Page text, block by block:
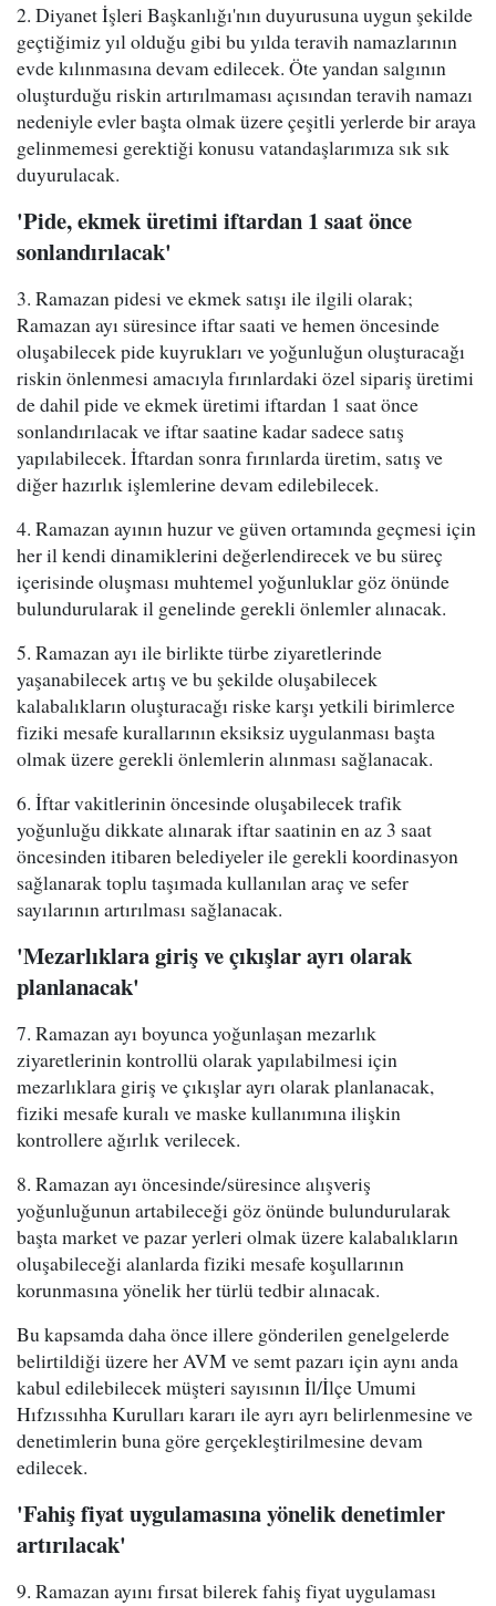
2. Diyanet İşleri Başkanlığı'nın duyurusuna uygun şekilde
geçtiğimiz yıl olduğu gibi bu yılda teravih namazlarının
evde kılınmasına devam edilecek. Öte yandan salgının
oluşturduğu riskin artırılmaması açısından teravih namazı
nedeniyle evler başta olmak üzere çeşitli yerlerde bir araya
gelinmemesi gerektiği konusu vatandaşlarımıza sık sık
duyurulacak.
'Pide, ekmek üretimi iftardan 1 saat önce
sonlandırılacak'
3. Ramazan pidesi ve ekmek satışı ile ilgili olarak;
Ramazan ayı süresince iftar saati ve hemen öncesinde
oluşabilecek pide kuyrukları ve yoğunluğun oluşturacağı
riskin önlenmesi amacıyla fırınlardaki özel sipariş üretimi
de dahil pide ve ekmek üretimi iftardan 1 saat önce
sonlandırılacak ve iftar saatine kadar sadece satış
yapılabilecek. İftardan sonra fırınlarda üretim, satış ve
diğer hazırlık işlemlerine devam edilebilecek.
4. Ramazan ayının huzur ve güven ortamında geçmesi için
her il kendi dinamiklerini değerlendirecek ve bu süreç
içerisinde oluşması muhtemel yoğunluklar göz önünde
bulundurularak il genelinde gerekli önlemler alınacak.
5. Ramazan ayı ile birlikte türbe ziyaretlerinde
yaşanabilecek artış ve bu şekilde oluşabilecek
kalabalıkların oluşturacağı riske karşı yetkili birimlerce
fiziki mesafe kurallarının eksiksiz uygulanması başta
olmak üzere gerekli önlemlerin alınması sağlanacak.
6. İftar vakitlerinin öncesinde oluşabilecek trafik
yoğunluğu dikkate alınarak iftar saatinin en az 3 saat
öncesinden itibaren belediyeler ile gerekli koordinasyon
sağlanarak toplu taşımada kullanılan araç ve sefer
sayılarının artırılması sağlanacak.
'Mezarlıklara giriş ve çıkışlar ayrı olarak
planlanacak'
7. Ramazan ayı boyunca yoğunlaşan mezarlık
ziyaretlerinin kontrollü olarak yapılabilmesi için
mezarlıklara giriş ve çıkışlar ayrı olarak planlanacak,
fiziki mesafe kuralı ve maske kullanımına ilişkin
kontrollere ağırlık verilecek.
8. Ramazan ayı öncesinde/süresince alışveriş
yoğunluğunun artabileceği göz önünde bulundurularak
başta market ve pazar yerleri olmak üzere kalabalıkların
oluşabileceği alanlarda fiziki mesafe koşullarının
korunmasına yönelik her türlü tedbir alınacak.
Bu kapsamda daha önce illere gönderilen genelgelerde
belirtildiği üzere her AVM ve semt pazarı için aynı anda
kabul edilebilecek müşteri sayısının İl/İlçe Umumi
Hıfzıssıhha Kurulları kararı ile ayrı ayrı belirlenmesine ve
denetimlerin buna göre gerçekleştirilmesine devam
edilecek.
'Fahiş fiyat uygulamasına yönelik denetimler
artırılacak'
9. Ramazan ayını fırsat bilerek fahiş fiyat uygulaması